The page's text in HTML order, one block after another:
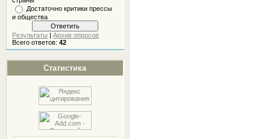
Достаточно критики прессы
и общества
Результаты |Архив опросов
Всего ответов:42
Статистика